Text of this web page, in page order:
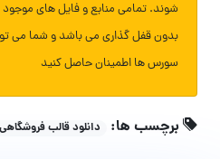
شوند. تمامی منابع و فایل های
بدون قفل گذاری می باشد و شما می
سورس ها اطمینان حاصل کنید
برچسب ها: دانلود قالب فروشگاهی